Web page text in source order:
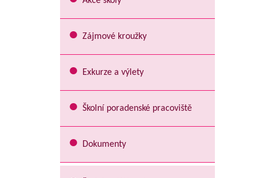
Zájmové kroužky
Exkurze a výlety
Školní poradenské pracoviště
Dokumenty